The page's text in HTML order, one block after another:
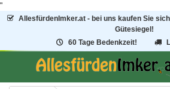
"
AllesfürdenImker.at - bei uns kaufen Sie
Gütesiegel!
60 Tage Bedenkzeit!